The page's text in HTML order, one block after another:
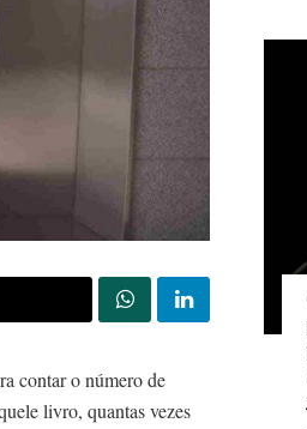
contar o número de
livro, quantas vezes